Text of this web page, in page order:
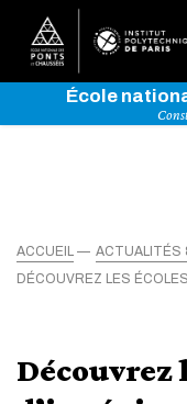
École
ACCUEIL
ACTUALITÉS
DÉCOUVREZ LES
Découvrez